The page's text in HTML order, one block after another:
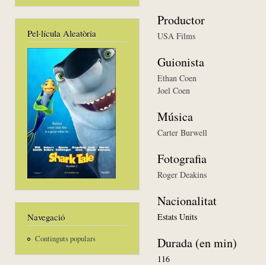
Pel·lícula Aleatòria
Navegació
Continguts populars
Productor
USA Films
Guionista
Ethan Coen
Joel Coen
Música
Carter Burwell
Fotografia
Roger Deakins
Nacionalitat
Estats Units
Durada (en min)
116